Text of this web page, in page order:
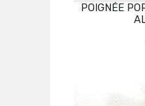
POIGNÉE